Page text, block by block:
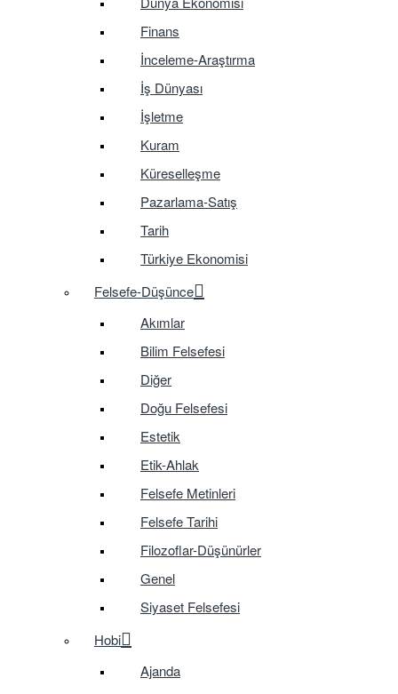
Finans
İnceleme-Araştırma
İş Dünyası
İşletme
Kuram
Küreselleşme
Pazarlama-Satış
Tarih
Türkiye Ekonomisi
Felsefe-Düşünce
Akımlar
Bilim Felsefesi
Diğer
Doğu Felsefesi
Estetik
Etik-Ahlak
Felsefe Metinleri
Felsefe Tarihi
Filozoflar-Düşünürler
Genel
Siyaset Felsefesi
Hobi
Ajanda